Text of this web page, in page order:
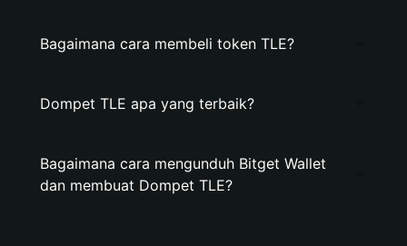
Bagaimana cara membeli token TLE?
Dompet TLE apa yang terbaik?
Bagaimana cara mengunduh Bitget Wallet
dan membuat Dompet TLE?